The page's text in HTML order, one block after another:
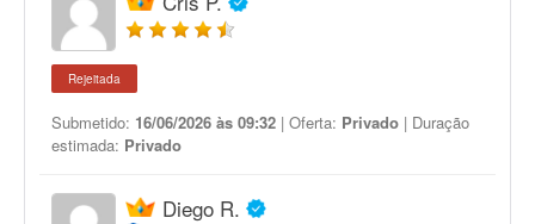
Rejeitada
Submetido: 16/06/2026 às 09:32 | Oferta: Privado | Duração
estimada: Privado
Diego R.